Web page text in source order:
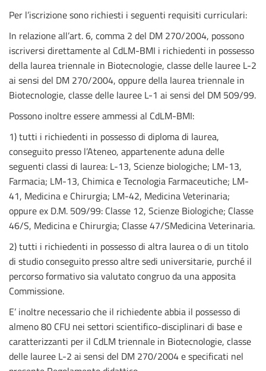
Per l’iscrizione sono richiesti i seguenti requisiti curriculari:
In relazione all’art. 6, comma 2 del DM 270/2004, possono
iscriversi direttamente al CdLM-BMI i richiedenti in possesso
della laurea triennale in Biotecnologie, classe delle lauree L-2
ai sensi del DM 270/2004, oppure della laurea triennale in
Biotecnologie, classe delle lauree L-1 ai sensi del DM 509/99.
Possono inoltre essere ammessi al CdLM-BMI:
1) tutti i richiedenti in possesso di diploma di laurea,
conseguito presso l’Ateneo, appartenente aduna delle
seguenti classi di laurea: L-13, Scienze biologiche; LM-13,
Farmacia; LM-13, Chimica e Tecnologia Farmaceutiche; LM-
41, Medicina e Chirurgia; LM-42, Medicina Veterinaria;
oppure ex D.M. 509/99: Classe 12, Scienze Biologiche; Classe
46/S, Medicina e Chirurgia; Classe 47/SMedicina Veterinaria.
2) tutti i richiedenti in possesso di altra laurea o di un titolo
di studio conseguito presso altre sedi universitarie, purché il
percorso formativo sia valutato congruo da una apposita
Commissione.
E’ inoltre necessario che il richiedente abbia il possesso di
almeno 80 CFU nei settori scientifico-disciplinari di base e
caratterizzanti per il CdLM triennale in Biotecnologie, classe
delle lauree L-2 ai sensi del DM 270/2004 e specificati nel